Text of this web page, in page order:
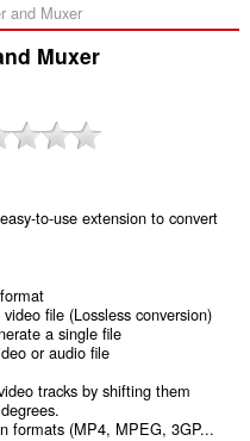
and Muxer‎
Muxer
to-use extension to convert
file (Lossless conversion)
a single file
or audio file
tracks by shifting them
formats (MP4, MPEG, 3GP...